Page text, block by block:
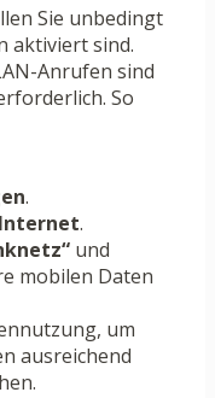
Sie unbedingt
aktiviert sind.
Anrufen sind
So
.
.
und
mobilen Daten
um
ausreichend